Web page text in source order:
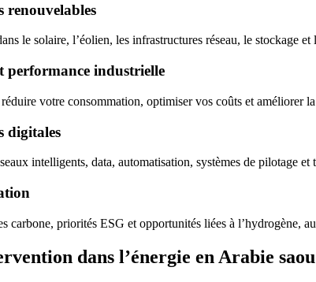
renouvelables
le solaire, l’éolien, les infrastructures réseau, le stockage
performance industrielle
votre consommation, optimiser vos coûts et améliorer
digitales
intelligents, data, automatisation, systèmes de pilotage
carbone, priorités ESG et opportunités liées à l’hydrogène,
dans l’énergie en Arabie